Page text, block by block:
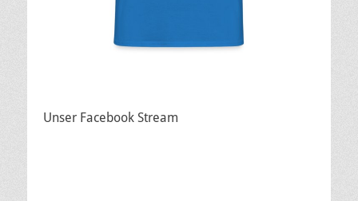
Unser Facebook Stream